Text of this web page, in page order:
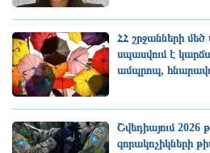
ՀՀ շրջանների մեծ
սպասվում է
ամպրոպ,
Շվեդիայում 2026
զորակոչիկների